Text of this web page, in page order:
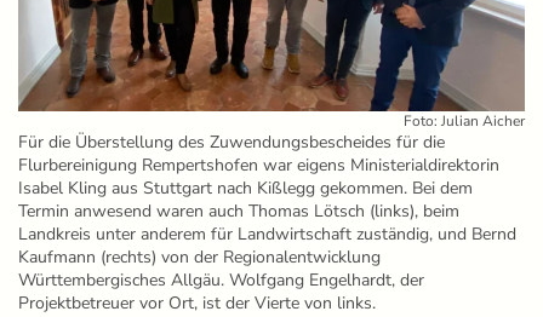
Foto: Julian Aicher
Für die Überstellung des Zuwendungsbescheides für die
Flurbereinigung Rempertshofen war eigens Ministerialdirektorin
Isabel Kling aus Stuttgart nach Kißlegg gekommen. Bei dem
Termin anwesend waren auch Thomas Lötsch (links), beim
Landkreis unter anderem für Landwirtschaft zuständig, und Bernd
Kaufmann (rechts) von der Regionalentwicklung
Württembergisches Allgäu. Wolfgang Engelhardt, der
Projektbetreuer vor Ort, ist der Vierte von links.